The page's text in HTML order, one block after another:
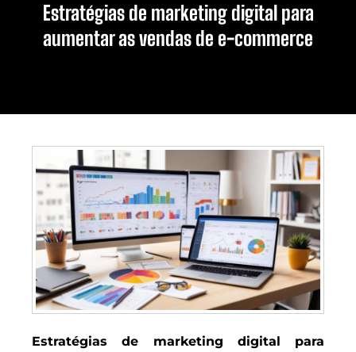
Estratégias de marketing digital para
aumentar as vendas de e-commerce
Estratégias de marketing digital para